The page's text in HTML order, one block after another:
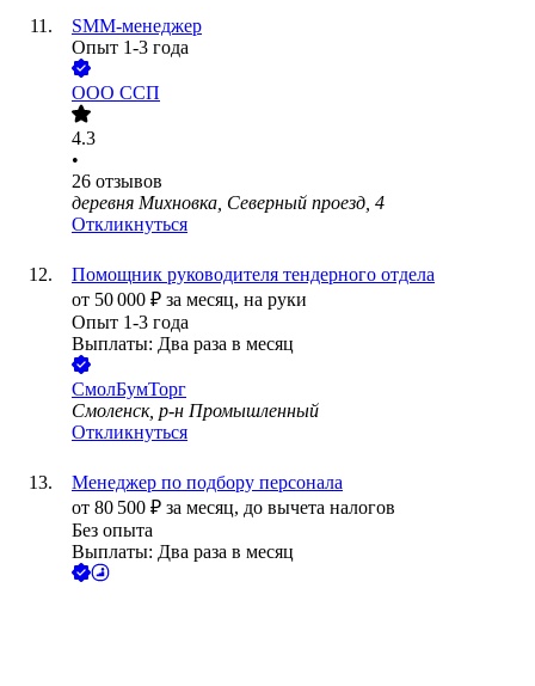
SMM-менеджер
Опыт 1-3 года
ООО ССП
4.3
•
26 отзывов
деревня Михновка, Северный проезд, 4
Откликнуться
Помощник руководителя тендерного отдела
от 50 000 ₽ за месяц, на руки
Опыт 1-3 года
Выплаты: Два раза в месяц
СмолБумТорг
Смоленск, р-н Промышленный
Откликнуться
Менеджер по подбору персонала
от 80 500 ₽ за месяц, до вычета налогов
Без опыта
Выплаты: Два раза в месяц